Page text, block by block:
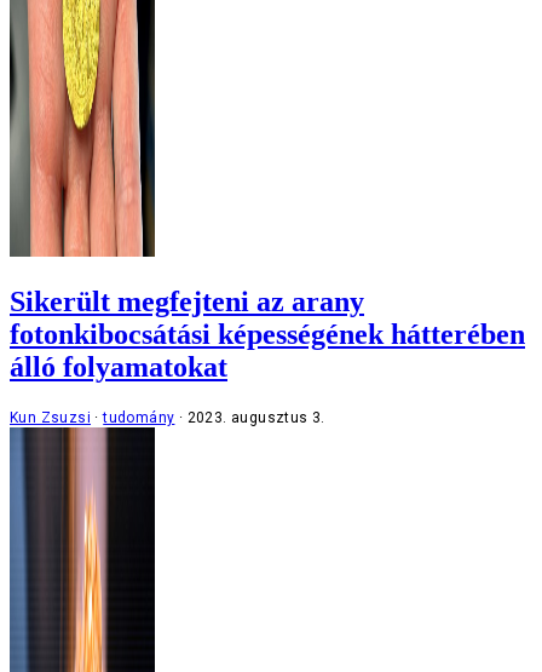
Sikerült megfejteni az arany
fotonkibocsátási képességének hátterében
álló folyamatokat
Kun Zsuzsi tudomány 2023. augusztus 3.